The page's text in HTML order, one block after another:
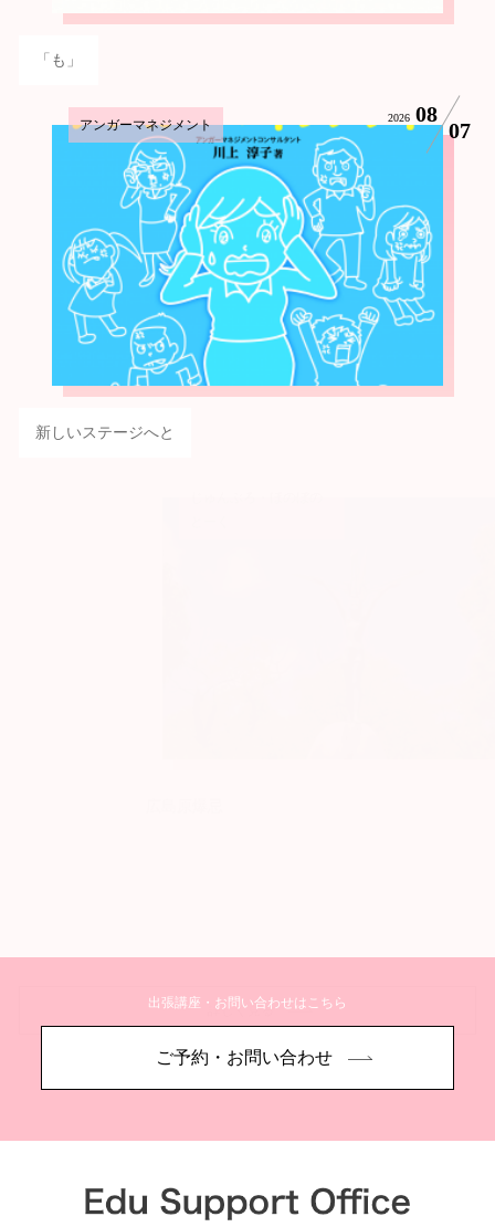
「も」
アンガーマネジメント 2026 08
07
新しいステージへと
詳しく見る
出張講座・お問い合わせはこちら
ご予約・お問い合わせ